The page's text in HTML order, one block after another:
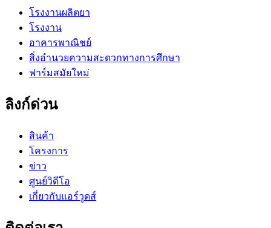
โรงงานผลิตยา
โรงงาน
อาคารพาณิชย์
สิ่งอำนวยความสะดวกทางการศึกษา
ฟาร์มสมัยใหม่
ลิงก์ด่วน
สินค้า
โครงการ
ข่าว
ศูนย์วิดีโอ
เกี่ยวกับแอร์วูดส์